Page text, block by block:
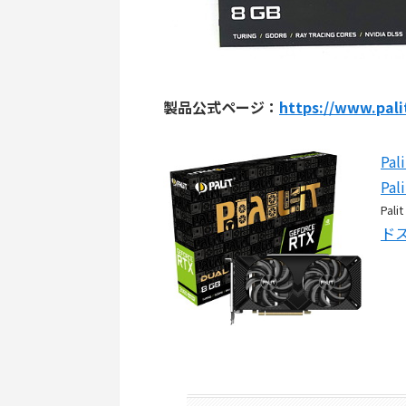
製品公式ページ： https://
Palit
ド